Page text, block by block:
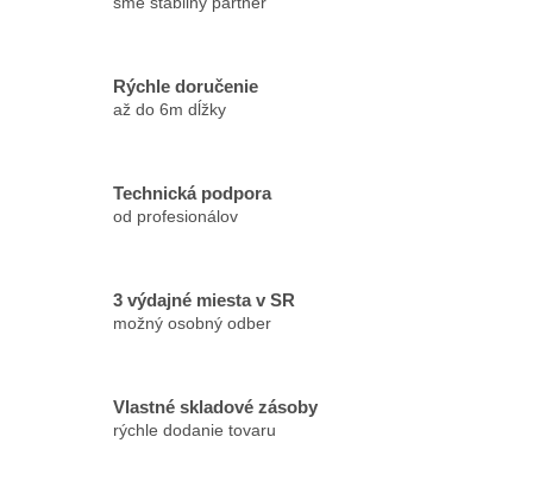
y
i
s
Rýchle doručenie
až do 6m dĺžky
Technická podpora
od profesionálov
3 výdajné miesta v SR
možný osobný odber
Vlastné skladové zásoby
rýchle dodanie tovaru